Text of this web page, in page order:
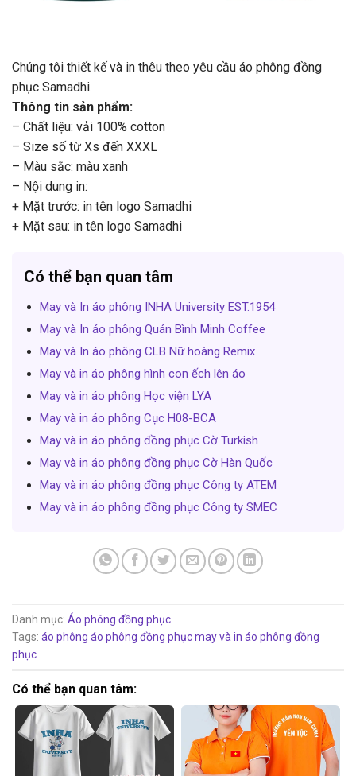
Chúng tôi thiết kế và in thêu theo yêu cầu áo phông đồng
phục Samadhi.
Thông tin sản phẩm:
– Chất liệu: vải 100% cotton
– Size số từ Xs đến XXXL
– Màu sắc: màu xanh
– Nội dung in:
+ Mặt trước: in tên logo Samadhi
+ Mặt sau: in tên logo Samadhi
Có thể bạn quan tâm
May và In áo phông INHA University EST.1954
May và In áo phông Quán Bình Minh Coffee
May và In áo phông CLB Nữ hoàng Remix
May và in áo phông hình con ếch lên áo
May và in áo phông Học viện LYA
May và in áo phông Cục H08-BCA
May và in áo phông đồng phục Cờ Turkish
May và in áo phông đồng phục Cờ Hàn Quốc
May và in áo phông đồng phục Công ty ATEM
May và in áo phông đồng phục Công ty SMEC
Danh mục: Áo phông đồng phục
Tags: áo phông áo phông đồng phụcmay và in áo phông đồng
phục
Có thể bạn quan tâm: